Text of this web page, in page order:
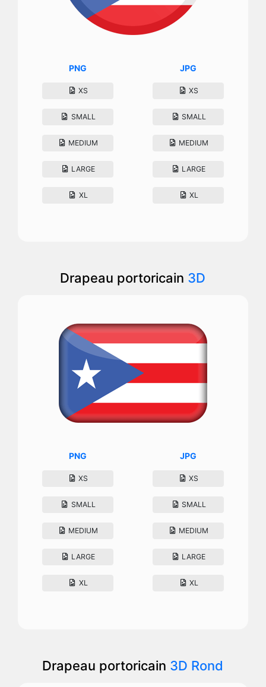
PNG
XS
SMALL
MEDIUM
LARGE
XL
JPG
XS
SMALL
MEDIUM
LARGE
XL
Drapeau portoricain 3D
PNG
XS
SMALL
MEDIUM
LARGE
XL
JPG
XS
SMALL
MEDIUM
LARGE
XL
Drapeau portoricain 3D Rond